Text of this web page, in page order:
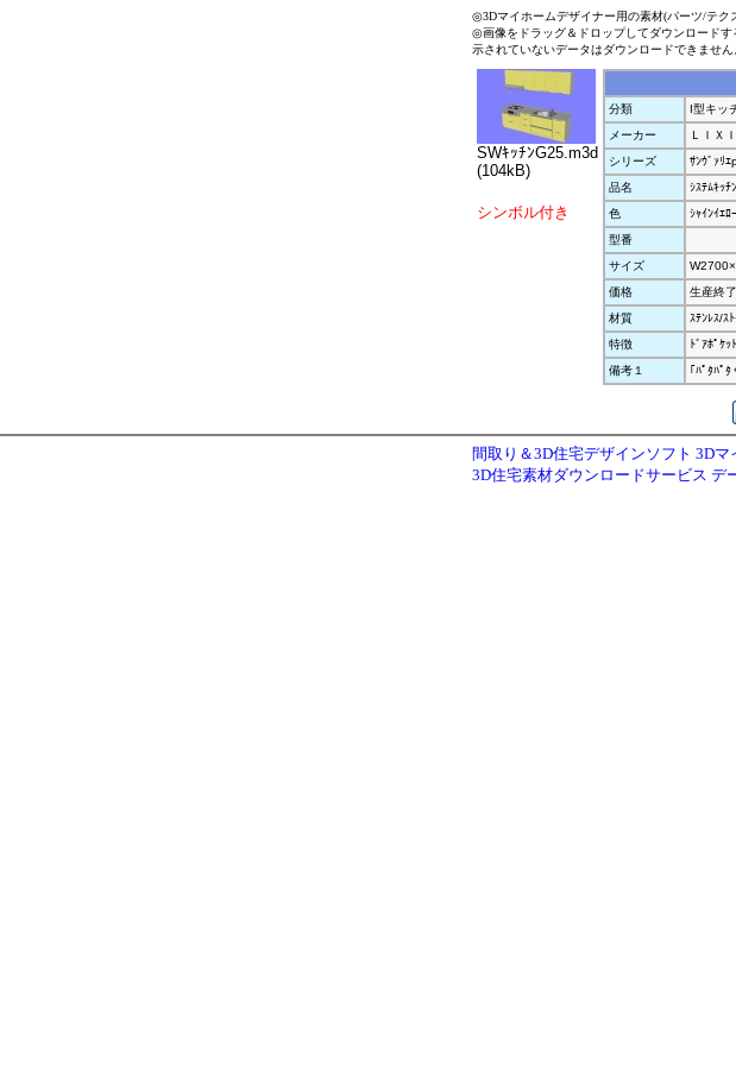
◎3Dマイホームデザイナー用の素材(パーツ/テク
◎画像をドラッグ＆ドロップしてダウンロード
示されていないデータはダウンロードできません
SWｷｯﾁﾝG25.m3d
(104kB)
シンボル付き
分類
I型キッ
メーカー
ＬＩＸＩ
シリーズ
ｻﾝｳﾞｧﾘｴ
品名
ｼｽﾃﾑｷｯﾁﾝ
色
ｼｬｲﾝｲｴﾛｰ
型番
サイズ
価格
生産終了
材質
ｽﾃﾝﾚｽ/ｽ
特徴
ﾄﾞｱﾎﾟｹ
備考１
｢ﾊﾟﾀﾊﾟ
間取り＆3D住宅デザインソフト 3D
3D住宅素材ダウンロードサービス デ